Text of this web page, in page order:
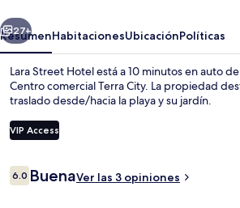
Siguiente
27+
ResumenHabitacionesUbicaciónPolíticas
Lara Street Hotel está a 10 minutos en auto
Centro comercial Terra City. La propiedad
traslado desde/hacia la playa y su jardín.
VIP Access
Opiniones
6.06.0 de 10,
BuenaVer las 3 opiniones